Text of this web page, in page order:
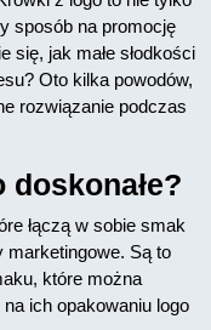
sposób na promocję
się, jak małe słodkości
Oto kilka powodów,
rozwiązanie podczas
łączą w sobie smak
Są to
które można
ich opakowaniu logo